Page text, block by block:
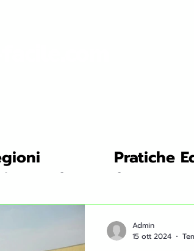
Energetico: consigli
Admin
15 ott 2024
Pratiche